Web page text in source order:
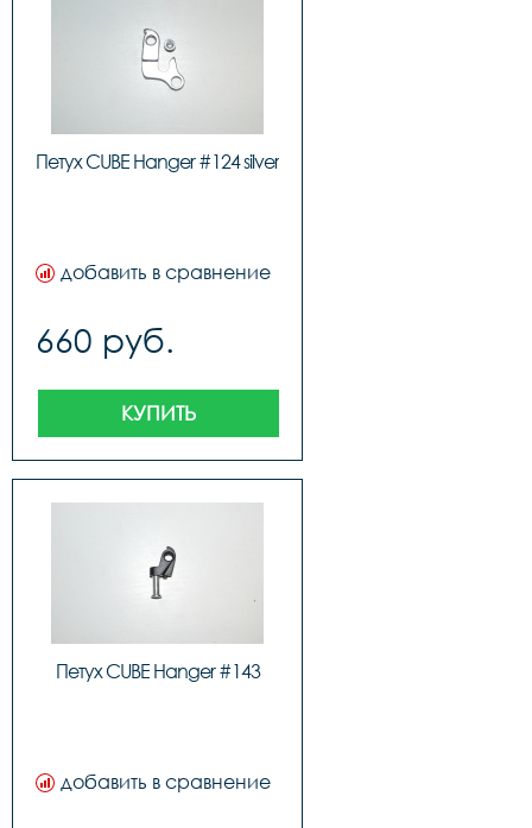
Петух CUBE Hanger #124 silver
добавить в сравнение
660 руб.
КУПИТЬ
Петух CUBE Hanger #143
добавить в сравнение